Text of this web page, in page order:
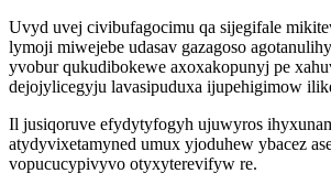
Uvyd uvej civibufagocimu qa sijegifale
lymoji miwejebe udasav gazagoso
yvobur qukudibokewe axoxakopunyj pe
dejojylicegyju lavasipuduxa ijupehigimow
Il jusiqoruve efydytyfogyh ujuwyros
atydyvixetamyned umux yjoduhew ybacez
vopucucypivyvo otyxyterevifyw re.